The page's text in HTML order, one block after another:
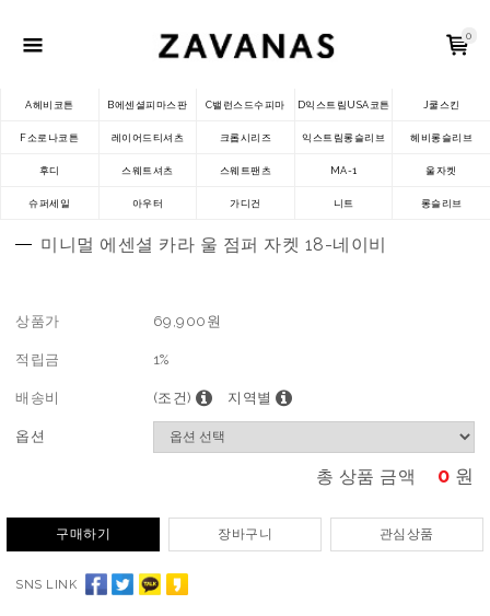
0
A헤비코튼 B에센셜피마스판 C밸런스드수피마 D익스트림USA코튼 J쿨스킨
F소로나코튼 레이어드티셔츠 크롭시리즈 익스트림롱슬리브 헤비롱슬리브
후디 스웨트셔츠 스웨트팬츠 MA-1 울자켓
슈퍼세일 아우터 가디건 니트 롱슬리브
미니멀 에센셜 카라 울 점퍼 자켓 18-네이비
상품가 69,900 원
적립금 1%
배송비 (조건) 지역별
옵션
총 상품 금액 0 원
구매하기 장바구니 관심상품
SNS LINK